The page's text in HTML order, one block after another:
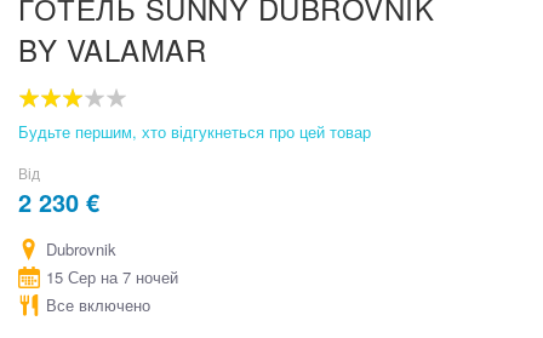
BY VALAMAR
60
% of
Будьте першим, хто відгукнеться про цей товар
Від
2 230 €
Dubrovnik
15 Сер на 7 ночей
Все включено
beginning
images
gallery